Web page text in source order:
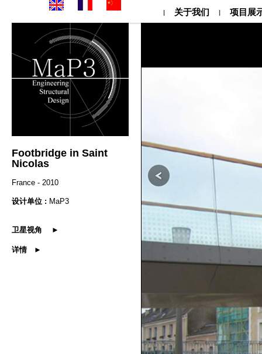
| 关于我们 | 项目展
Footbridge in Saint
Nicolas
France - 2010
设计单位 : MaP3
卫星视角 ►
详情 ►